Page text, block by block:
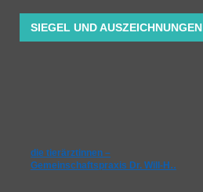
SIEGEL UND AUSZEICHNUNGEN
die tierärztinnen –
Gemeinschaftspraxis Dr. Will-H…